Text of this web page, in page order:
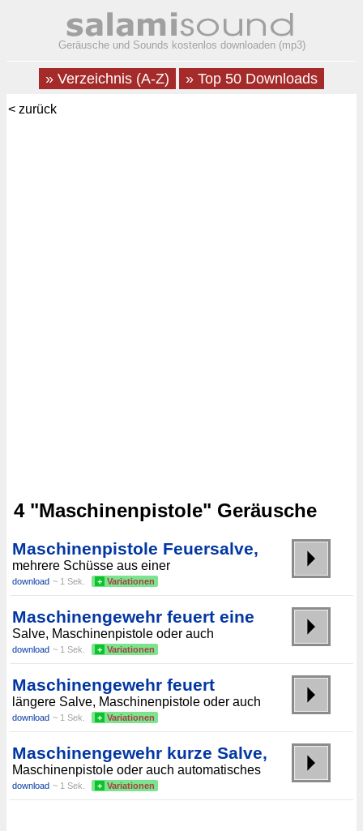
Geräusche und Sounds kostenlos downloaden (mp3)
» Verzeichnis (A-Z) » Top 50 Downloads
< zurück
4 "Maschinenpistole" Geräusche
Maschinenpistole Feuersalve,
mehrere Schüsse aus einer
download ~ 1 Sek. + Variationen
Maschinengewehr feuert eine
Salve, Maschinenpistole oder auch
download ~ 1 Sek. + Variationen
Maschinengewehr feuert
längere Salve, Maschinenpistole oder auch
download ~ 1 Sek. + Variationen
Maschinengewehr kurze Salve,
Maschinenpistole oder auch automatisches
download ~ 1 Sek. + Variationen